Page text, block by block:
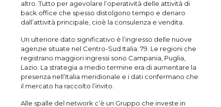
altro. Tutto per agevolare l’operatività delle attività di
back office che spesso distolgono tempo e denaro
dall’attività principale, cioè la consulenza e vendita.
Un ulteriore dato significativo è l’ingresso delle nuove
agenzie situate nel Centro-Sud Italia: 79. Le regioni che
registrano maggiori ingressi sono Campania, Puglia,
Lazio. La strategia a medio termine era di aumentare la
presenza nell’Italia meridionale e i dati confermano che
il mercato ha raccolto l’invito.
Alle spalle del network c’è un Gruppo che investe in